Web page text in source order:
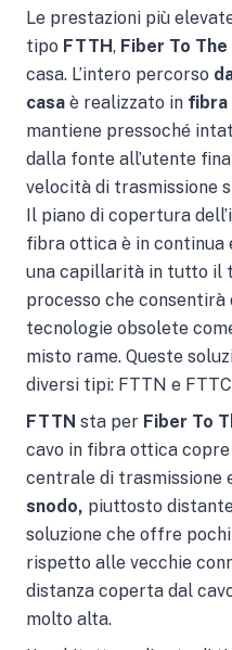
Le prestazioni più
tipo FTTH, Fiber To The
casa. L’intero percorso
casa è realizzato in
mantiene pressoché
dalla fonte all’utente
velocità di trasmissione
Il piano di copertura
fibra ottica è in continua
una capillarità in tutto il
processo che
tecnologie obsolete
misto rame. Queste
diversi tipi: FTTN e
FTTN sta per Fiber To
cavo in fibra ottica
centrale di trasmissione
snodo, piuttosto
soluzione che offre
rispetto alle vecchie
distanza coperta dal
molto alta.